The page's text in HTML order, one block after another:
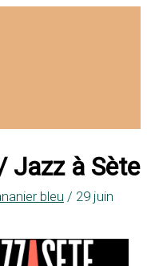
Jazz à Sète
bleu / 29 juin